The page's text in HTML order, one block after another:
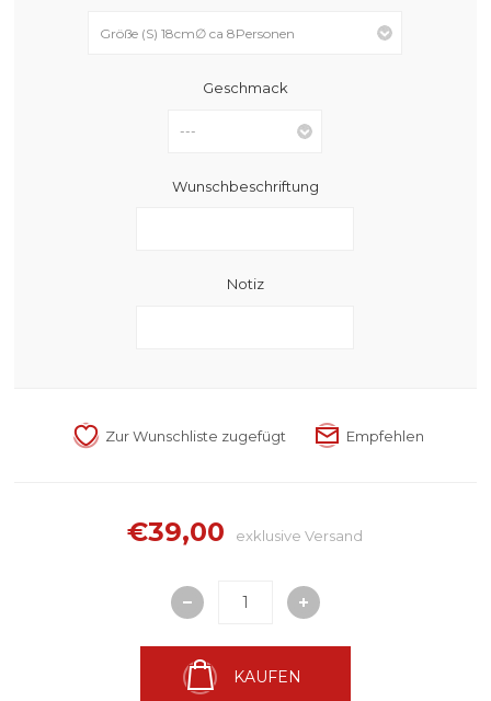
Geschmack
Wunschbeschriftung
Notiz
€39,00 exklusiveVersand
KAUFEN